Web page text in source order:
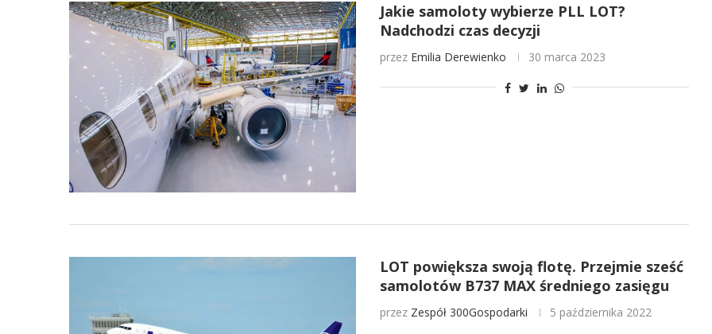
Jakie samoloty wybierze PLL LOT?
Nadchodzi czas decyzji
przez Emilia Derewienko 30 marca 2023
LOT powiększa swoją flotę. Przejmie sześć
samolotów B737 MAX średniego zasięgu
przez Zespół 300Gospodarki 5 października 2022